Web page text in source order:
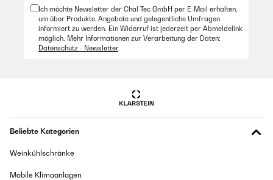
Ich möchte Newsletter der Chal-Tec GmbH per E-Mail erhalten,
um über Produkte, Angebote und gelegentliche Umfragen
informiert zu werden. Ein Widerruf ist jederzeit per Abmeldelink
möglich. Mehr Informationen zur Verarbeitung der Daten:
Datenschutz - Newsletter.
Beliebte Kategorien
Weinkühlschränke
Mobile Klimaanlagen